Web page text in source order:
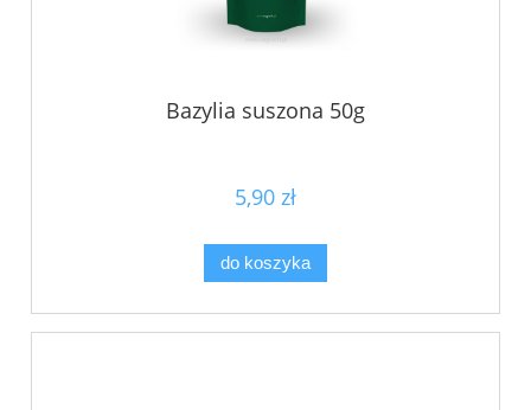
Bazylia suszona 50g
5,90 zł
do koszyka